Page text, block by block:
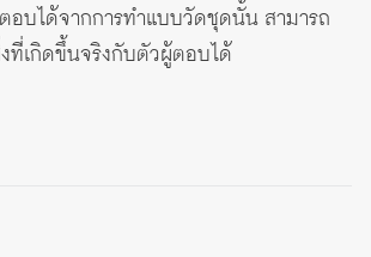
บได้จากการทำแบบวัดชุดนั้น สามารถ
ที่เกิดขึ้นจริงกับตัวผู้ตอบได้